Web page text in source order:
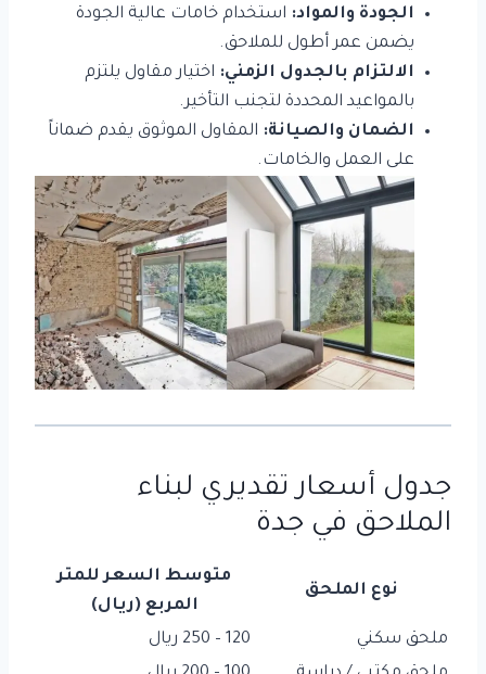
الجودة والمواد: استخدام خامات عالية الجودة
يضمن عمر أطول للملاحق.
الالتزام بالجدول الزمني: اختيار مقاول يلتزم
بالمواعيد المحددة لتجنب التأخير.
الضمان والصيانة: المقاول الموثوق يقدم ضماناً
على العمل والخامات.
جدول أسعار تقديري لبناء
الملاحق في جدة
نوع الملحق
متوسط السعر للمتر
المربع (ريال)
ملحق سكني
120 – 250 ريال